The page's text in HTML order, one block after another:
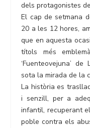
dels protagonistes de
El cap de setmana
20 a les 12 hores,
que en aquesta
títols més
‘Fuenteovejuna’
sota la mirada de la
La història es
i senzill, per a
infantil, recuperant
poble contra els